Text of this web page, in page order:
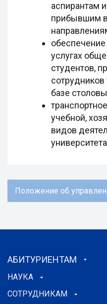
аспирантам
прибывшим в
обеспечение
услугах
студентов,
сотрудников
базе
учебной,
видов
университета
Положение об
АБИТУРИЕНТАМ
НАУКА
СОТРУДНИКАМ